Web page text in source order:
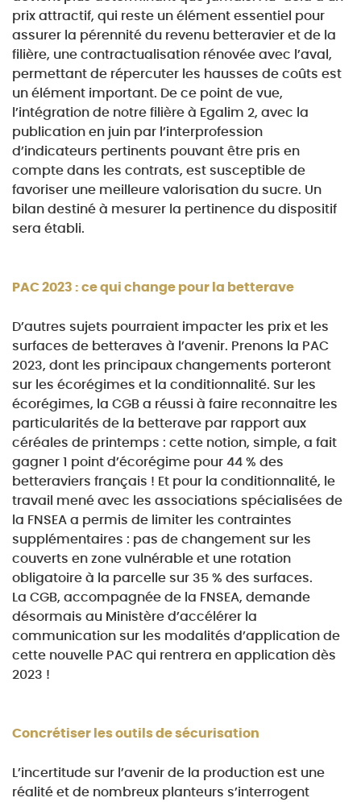
prix attractif, qui reste un élément essentiel pour
assurer la pérennité du revenu betteravier et de la
filière, une contractualisation rénovée avec l’aval,
permettant de répercuter les hausses de coûts est
un élément important. De ce point de vue,
l’intégration de notre filière à Egalim 2, avec la
publication en juin par l’interprofession
d’indicateurs pertinents pouvant être pris en
compte dans les contrats, est susceptible de
favoriser une meilleure valorisation du sucre. Un
bilan destiné à mesurer la pertinence du dispositif
sera établi.
PAC 2023 : ce qui change pour la betterave
D’autres sujets pourraient impacter les prix et les
surfaces de betteraves à l’avenir. Prenons la PAC
2023, dont les principaux changements porteront
sur les écorégimes et la conditionnalité. Sur les
écorégimes, la CGB a réussi à faire reconnaitre les
particularités de la betterave par rapport aux
céréales de printemps : cette notion, simple, a fait
gagner 1 point d’écorégime pour 44 % des
betteraviers français ! Et pour la conditionnalité, le
travail mené avec les associations spécialisées de
la FNSEA a permis de limiter les contraintes
supplémentaires : pas de changement sur les
couverts en zone vulnérable et une rotation
obligatoire à la parcelle sur 35 % des surfaces.
La CGB, accompagnée de la FNSEA, demande
désormais au Ministère d’accélérer la
communication sur les modalités d’application de
cette nouvelle PAC qui rentrera en application dès
2023 !
Concrétiser les outils de sécurisation
L’incertitude sur l’avenir de la production est une
réalité et de nombreux planteurs s’interrogent